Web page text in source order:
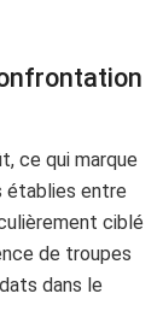
ce qui marque
établies entre
ciblé
de troupes
dans le